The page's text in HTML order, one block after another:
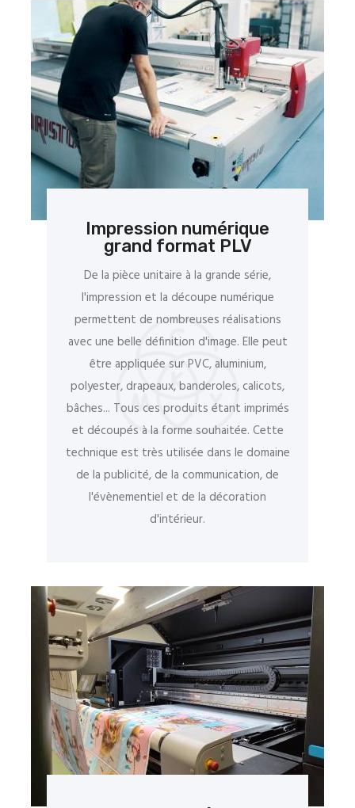
Impression numérique
grand format PLV
De la pièce unitaire à la grande série,
l'impression et la découpe numérique
permettent de nombreuses réalisations
avec une belle définition d'image. Elle peut
être appliquée sur PVC, aluminium,
polyester, drapeaux, banderoles, calicots,
bâches... Tous ces produits étant imprimés
et découpés à la forme souhaitée. Cette
technique est très utilisée dans le domaine
de la publicité, de la communication, de
l'évènementiel et de la décoration
d'intérieur.